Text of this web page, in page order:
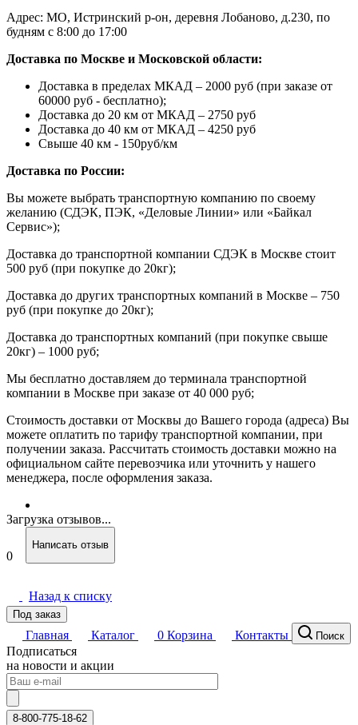
Адрес: МО, Истринский р-он, деревня Лобаново, д.230, по
будням с 8:00 до 17:00
Доставка по Москве и Московской области:
Доставка в пределах МКАД – 2000 руб (при заказе от
60000 руб - бесплатно);
Доставка до 20 км от МКАД – 2750 руб
Доставка до 40 км от МКАД – 4250 руб
Свыше 40 км - 150руб/км
Доставка по России:
Вы можете выбрать транспортную компанию по своему
желанию (СДЭК, ПЭК, «Деловые Линии» или «Байкал
Сервис»);
Доставка до транспортной компании СДЭК в Москве стоит
500 руб (при покупке до 20кг);
Доставка до других транспортных компаний в Москве – 750
руб (при покупке до 20кг);
Доставка до транспортных компаний (при покупке свыше
20кг) – 1000 руб;
Мы бесплатно доставляем до терминала транспортной
компании в Москве при заказе от 40 000 руб;
Стоимость доставки от Москвы до Вашего города (адреса) Вы
можете оплатить по тарифу транспортной компании, при
получении заказа. Рассчитать стоимость доставки можно на
официальном сайте перевозчика или уточнить у нашего
менеджера, после оформления заказа.
Загрузка отзывов...
0
Написать отзыв
Назад к списку
Под заказ
Главная Каталог 0 Корзина Контакты Поиск
Подписаться
на новости и акции
8-800-775-18-62